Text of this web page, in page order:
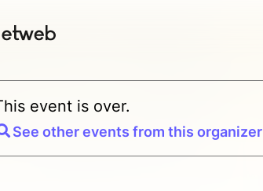
event is over.
See other events from this organizer